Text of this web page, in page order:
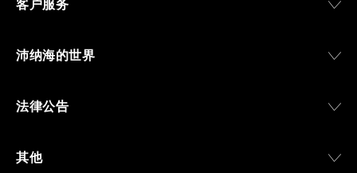
沛纳海的世界
法律公告
其他